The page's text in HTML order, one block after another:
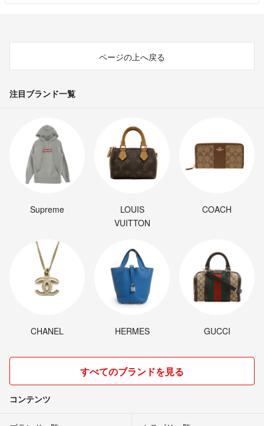
ページの上へ戻る
注目ブランド一覧
Supreme
LOUIS
VUITTON
COACH
CHANEL HERMES GUCCI
すべてのブランドを見る
コンテンツ